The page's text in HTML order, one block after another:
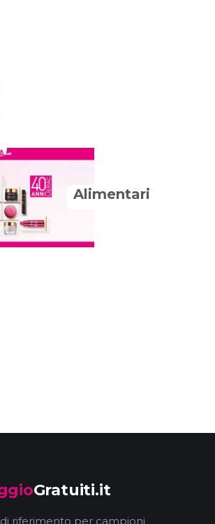
Alimentari
Gratuiti.it
riferimento per campioni